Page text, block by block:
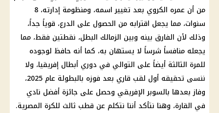
من أن عمره الكروي بعد تغيير اسمه، ومنظومة إدارته، 8
سنوات، مما يجعل اقترابه من الحصول على الدرع، قوياً جداً،
وذلك لأن الفارق بينه وبين الزمالك البطل، نقطتين فقط، مما
يجعله منافساً شرساً لا يستهان به، كما أنه حافظ لوجوده
للمرة الثالثة أيضاً على التوالي في دوري أبطال إفريقيا، ولا
ننسى تحقيقه أول لقب قاري بعد فوزه بالبطولة عام 2025،
وفاز بعدها بالسوبر الإفريقي وحصل على جائزة أفضل نادي
في القارة، وهنا نتأكد أننا نتكلم عن قطب ثالث للكرة المصرية.